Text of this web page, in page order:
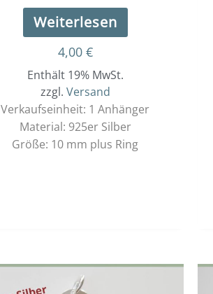
Weiterlesen
4,00 €
Enthält 19% MwSt.
zzgl. Versand
Verkaufseinheit: 1 Anhänger
Material: 925er Silber
Größe: 10 mm plus Ring